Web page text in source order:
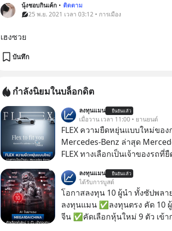
นุ้งชอบกินเค้ก • ติดตาม
25 พ.ย. 2021 เวลา 03:12 • การเมือง
เฮงซวย
บันทึก
กำลังนิยมในบล็อกดิต
ลงทุนแมน ยืนยันแล้ว
เมื่อวาน เวลา 11:00 • ยานยนต์
FLEX ความยืดหยุ่นแบบใหม่ของ
Mercedes-Benz ล่าสุด
FLEX ทางเลือกเป็นเจ้าของรถที่ยืดหยุ่น บ
StarChoice” ตอบโจทย์ Lifestyle
รถที่ออกแบบการเงินได้เอง คร
คืนรถ หรือซื้อขาดก็ได้ เช่น
ลงทุนแมน ยืนยันแล้ว
ได้รับการบูสต์
โอกาสลงทุน 10 ผู้นำ ทั้งซัปพลา
ลงทุนแมน ✅ลงทุนตรง คัด 10
จีน ✅คัดเลือกหุ้นใหม่ 9 ตัว เข้